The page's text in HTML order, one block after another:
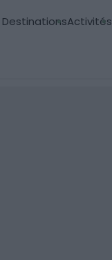
DestinationsActivités